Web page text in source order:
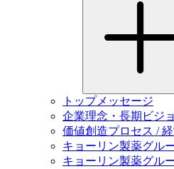
トップメッセージ
企業理念・長期ビジ
価値創造プロセス /
キョーリン製薬グル
キョーリン製薬グル